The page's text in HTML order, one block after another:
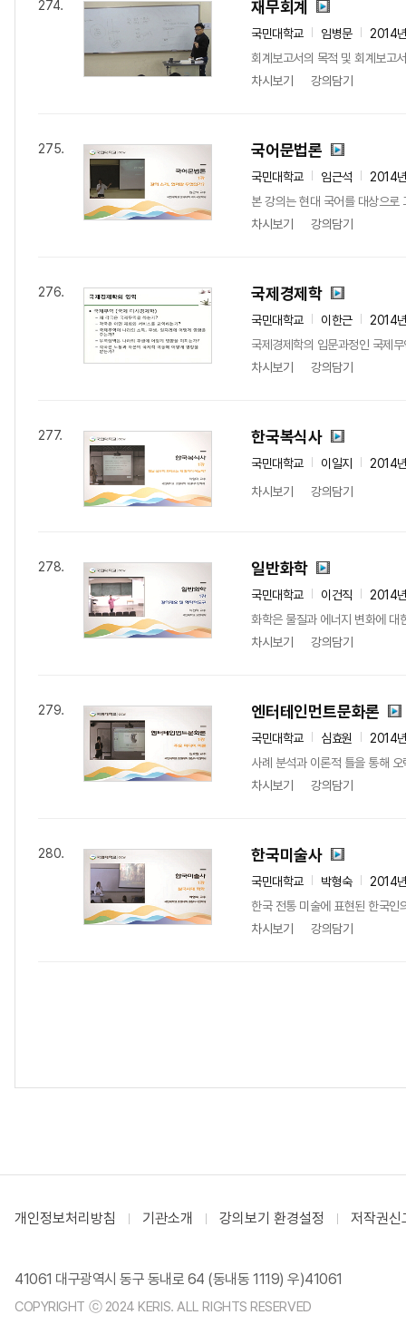
274. 재무회계
국민대학교 임병문
2014
회계보고서의 목적 및 회계보고
차시보기
강의담기
275. 국어문법론
국민대학교 임근석
2014
본 강의는 현대 국어를 대상으로
차시보기
강의담기
276. 국제경제학
국민대학교 이한근
2014
국제경제학의 입문과정인 국제
차시보기
강의담기
277. 한국복식사
국민대학교 이일지
2014
차시보기
강의담기
278. 일반화학
국민대학교 이건직
2014
화학은 물질과 에너지 변화에 대
차시보기
강의담기
279. 엔터테인먼트문화론
국민대학교 심효원
2014
사례 분석과 이론적 틀을 통해
차시보기
강의담기
280. 한국미술사
국민대학교 박형숙
2014
한국 전통 미술에 표현된 한국인
차시보기
강의담기
개인정보처리방침 기관소개 강의보기 환경설정 저작권신
41061 대구광역시 동구 동내로 64 (동내동 1119) 우)41061
COPYRIGHT ⓒ 2024 KERIS. ALL RIGHTS RESERVED